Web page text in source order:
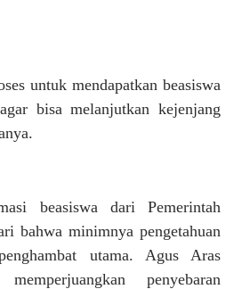
untuk mendapatkan beasiswa
bisa melanjutkan kejenjang
beasiswa dari Pemerintah
bahwa minimnya pengetahuan
utama. Agus Aras
penyebaran